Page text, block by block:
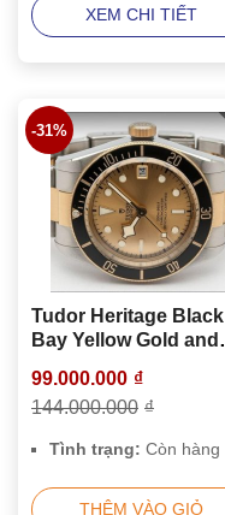
XEM CHI TIẾT
Tudor Heritage Black
Bay Yellow Gold and
Men’s Watch 79733
99.000.000 ₫
144.000.000 ₫
Tình trạng: Còn hàng
THÊM VÀO GIỎ
-31%